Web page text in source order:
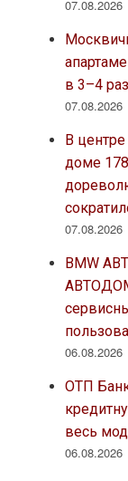
07.08.2026
в 3–4
07.08.2026
В
доме
07.08.2026
BMW
06.08.2026
ОТП
весь
06.08.2026